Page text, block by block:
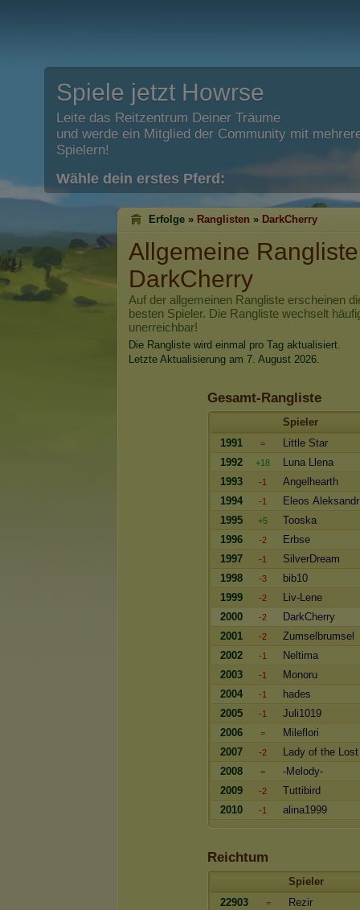
Spiele jetzt Howrse
Leite das Reitzentrum Deiner Träume
und werde ein Mitglied der Community mit
Spielern!
Wähle dein erstes Pferd:
Erfolge » Ranglisten » DarkCherry
Allgemeine
DarkCherry
Auf der allgemeinen Rangliste erscheinen
besten Spieler. Die Rangliste wechselt
unerreichbar!
Die Rangliste wird einmal pro Tag aktualisiert.
Letzte Aktualisierung am 7. August 2026.
Gesamt-Rangliste
Spieler
1991
=
Little Star
1992
+18
Luna Llena
1993
-1
Angelhearth
1994
-1
Eleos Aleksandr
1995
+5
Tooska
1996
-2
Erbse
1997
-1
SilverDream
1998
-3
bib10
1999
-2
Liv-Lene
2000
-2
DarkCherry
2001
-2
Zumselbrumsel
2002
-1
Neltima
2003
-1
Monoru
2004
-1
hades
2005
-1
Juli1019
2006
=
Mileflori
2007
-2
Lady of the Lost
2008
=
-Melody-
2009
-2
Tuttibird
2010
-1 alina1999
Reichtum
Spieler
22903
=
Rezir